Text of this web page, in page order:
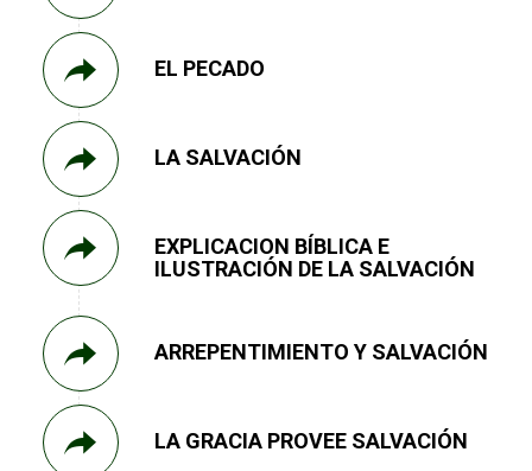
EL PECADO
LA SALVACIÓN
EXPLICACION BÍBLICA E
ILUSTRACIÓN DE LA SALVACIÓN
ARREPENTIMIENTO Y SALVACIÓN
LA GRACIA PROVEE SALVACIÓN